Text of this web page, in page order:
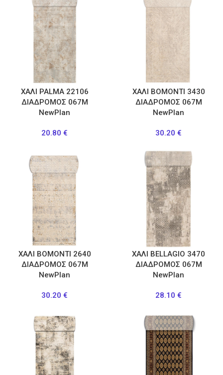
ΧΑΛΙ PALMA 22106
ΔΙΑΔΡΟΜΟΣ 067M
NewPlan
20.80 €
ΧΑΛΙ BOMONTI 3430
ΔΙΑΔΡΟΜΟΣ 067M
NewPlan
30.20 €
ΧΑΛΙ BOMONTI 2640
ΔΙΑΔΡΟΜΟΣ 067M
NewPlan
30.20 €
ΧΑΛΙ BELLAGIO 3470
ΔΙΑΔΡΟΜΟΣ 067M
NewPlan
28.10 €